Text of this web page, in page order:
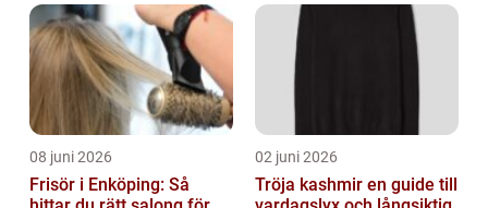
08 juni 2026
Frisör i Enköping: Så
02 juni 2026
Tröja kashmir en guide till